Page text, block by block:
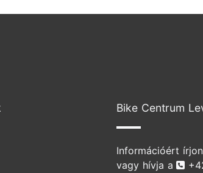
Bike Centrum
Információért
vagy hívja a